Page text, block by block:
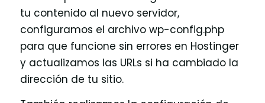
tu contenido al nuevo servidor,
configuramos el archivo wp-config.php
para que funcione sin errores en Hostinger
y actualizamos las URLs si ha cambiado la
dirección de tu sitio.